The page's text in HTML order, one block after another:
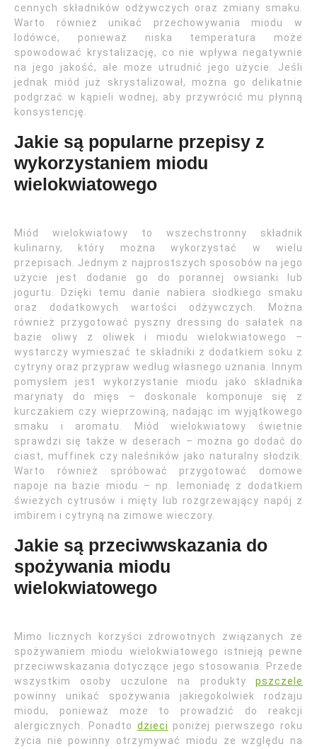
cennych składników odżywczych oraz zmiany smaku.
Warto również unikać przechowywania miodu w
lodówce, ponieważ niska temperatura może
spowodować krystalizację, co nie wpływa negatywnie
na jego jakość, ale może utrudnić jego użycie. Jeśli
jednak miód już skrystalizował, można go delikatnie
podgrzać w kąpieli wodnej, aby przywrócić mu płynną
konsystencję.
Jakie są popularne przepisy z
wykorzystaniem miodu
wielokwiatowego
Miód wielokwiatowy to wszechstronny składnik
kulinarny, który można wykorzystać w wielu
przepisach. Jednym z najprostszych sposobów na jego
użycie jest dodanie go do porannej owsianki lub
jogurtu. Dzięki temu danie nabiera słodkiego smaku
oraz dodatkowych wartości odżywczych. Można
również przygotować pyszny dressing do sałatek na
bazie oliwy z oliwek i miodu wielokwiatowego –
wystarczy wymieszać te składniki z dodatkiem soku z
cytryny oraz przypraw według własnego uznania. Innym
pomysłem jest wykorzystanie miodu jako składnika
marynaty do mięs – doskonale komponuje się z
kurczakiem czy wieprzowiną, nadając im wyjątkowego
smaku i aromatu. Miód wielokwiatowy świetnie
sprawdzi się także w deserach – można go dodać do
ciast, muffinek czy naleśników jako naturalny słodzik.
Warto również spróbować przygotować domowe
napoje na bazie miodu – np. lemoniadę z dodatkiem
świeżych cytrusów i mięty lub rozgrzewający napój z
imbirem i cytryną na zimowe wieczory.
Jakie są przeciwwskazania do
spożywania miodu
wielokwiatowego
Mimo licznych korzyści zdrowotnych związanych ze
spożywaniem miodu wielokwiatowego istnieją pewne
przeciwwskazania dotyczące jego stosowania. Przede
wszystkim osoby uczulone na produkty pszczele
powinny unikać spożywania jakiegokolwiek rodzaju
miodu, ponieważ może to prowadzić do reakcji
alergicznych. Ponadto dzieci poniżej pierwszego roku
życia nie powinny otrzymywać miodu ze względu na